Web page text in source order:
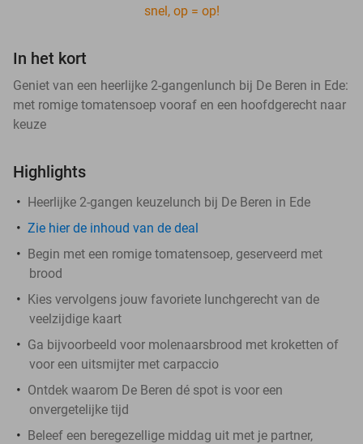
snel, op = op!
In het kort
Geniet van een heerlijke 2-gangenlunch bij De Beren in Ede:
met romige tomatensoep vooraf en een hoofdgerecht naar
keuze
Highlights
Heerlijke 2-gangen keuzelunch bij De Beren in Ede
Zie hier de inhoud van de deal
Begin met een romige tomatensoep, geserveerd met
brood
Kies vervolgens jouw favoriete lunchgerecht van de
veelzijdige kaart
Ga bijvoorbeeld voor molenaarsbrood met kroketten of
voor een uitsmijter met carpaccio
Ontdek waarom De Beren dé spot is voor een
onvergetelijke tijd
Beleef een beregezellige middag uit met je partner,